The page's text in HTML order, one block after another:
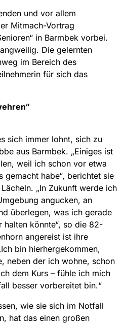
und vor allem
Mitmach-Vortrag
in Barmbek vorbei.
Die gelernten
im Bereich des
für sich das
sich immer lohnt, sich zu
aus Barmbek. „Einiges ist
weil ich schon vor etwa
gemacht habe“, berichtet sie
„In Zukunft werde ich
angucken, an
überlegen, was ich gerade
könnte“, so die 82-
angereist ist ihre
bin hierhergekommen,
neben der ich wohne, schon
dem Kurs – fühle ich mich
besser vorbereitet bin.“
wie sie sich im Notfall
hat das einen großen